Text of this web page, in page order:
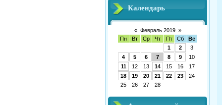
Календарь
« Февраль 2019 »
Пн
Вт Ср Чт Пт Сб
Вс
1
2
3
4
5 6 7 8 9
10
11
12 13 14 15 16
17
18
19 20 21 22 23
24
25
26 27 28